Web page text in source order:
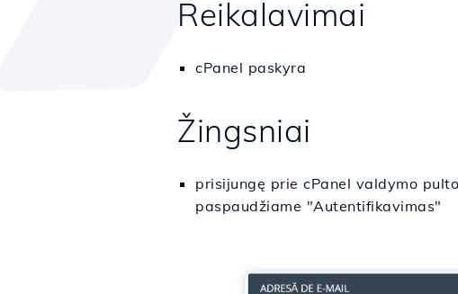
Reikalavimai
cPanel paskyra
Žingsniai
prisijungę prie cPanel valdymo
paspaudžiame "Autentifikavimas"